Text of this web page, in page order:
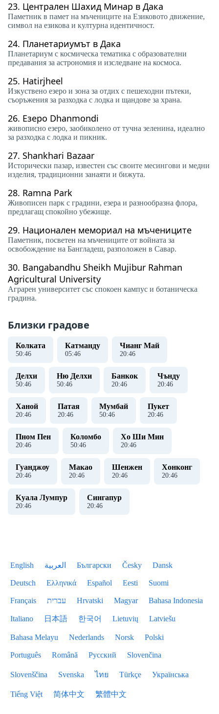
23. Централен Шахид Минар в Дака
Паметник в памет на мъчениците на Езиковото движение,
символ на езикова и културна идентичност.
24. Планетариумът в Дака
Планетариум с космическа тематика с образователни
предавания за астрономия и изследване на космоса.
25. Hatirjheel
Изкуствено езеро и зона за отдих с пешеходни пътеки,
съоръжения за разходка с лодка и щандове за храна.
26. Езеро Dhanmondi
живописно езеро, заобиколено от тучна зеленина, идеално
за разходка с лодка и пикник.
27. Shankhari Bazaar
Исторически пазар, известен със своите месингови и медни
изделия, традиционни занаяти и бижута.
28. Ramna Park
Живописен парк с градини, езера и разнообразна флора,
предлагащ спокойно убежище.
29. Национален мемориал на мъчениците
Паметник, посветен на мъчениците от войната за
освобождение на Бангладеш, разположен в Савар.
30. Bangabandhu Sheikh Mujibur Rahman
Agricultural University
Аграрен университет със спокоен кампус и ботаническа
градина.
Близки градове
Колката
50:46
Катманду
05:46
Чианг Май
20:46
Делхи
50:46
Ню Делхи
50:46
Банкок
20:46
Чънду
20:46
Ханой
20:46
Патая
20:46
Мумбай
50:46
Пукет
20:46
Пном Пен
20:46
Коломбо
50:46
Хо Ши Мин
20:46
Гуанджоу
20:46
Макао
20:46
Шенжен
20:46
Хонконг
20:46
Куала Лумпур
20:46
Сингапур
20:46
English العربية Български Česky Dansk
Deutsch Ελληνικά Español Eesti Suomi
Français עברית Hrvatski Magyar Bahasa Indonesia
Italiano 日本語 한국어 Lietuvių Latviešu
Bahasa Melayu Nederlands Norsk Polski
Português Română Русский Slovenčina
Slovenščina Svenska ไทย Türkçe Українська
Tiếng Việt 简体中文 繁體中文